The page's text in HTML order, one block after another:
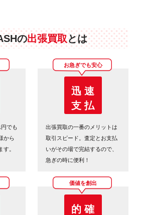
の出張買取とは
でも
から
す。
お急ぎでも安心
迅 速
支 払
出張買取の一番のメリットは
取引スピード。査定とお支払
いがその場で完結するので、
急ぎの時に便利！
価値を創出
的 確